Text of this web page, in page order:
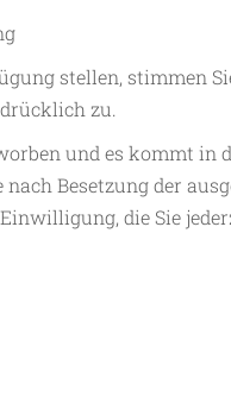
stellen, stimmen
zu.
und es kommt
Besetzung der
die Sie